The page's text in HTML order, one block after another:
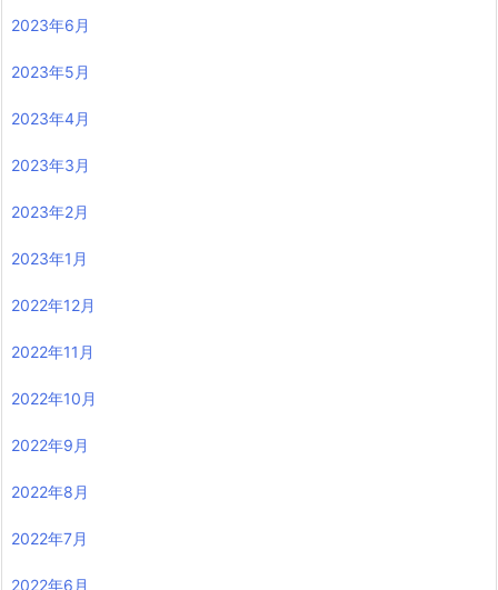
2023年6月
2023年5月
2023年4月
2023年3月
2023年2月
2023年1月
2022年12月
2022年11月
2022年10月
2022年9月
2022年8月
2022年7月
2022年6月